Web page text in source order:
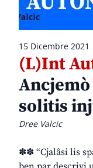
15 Dicembre 2021
(L)Int
solitis
Dree Valcic
✽✽ “Cjalâsi lis